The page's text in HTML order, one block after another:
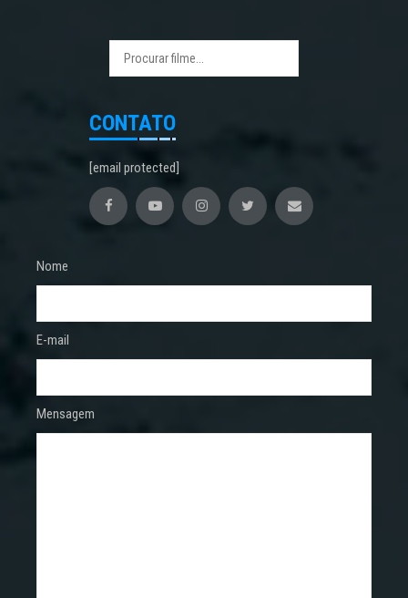
CONTATO
[email protected]
Nome
E-mail
Mensagem